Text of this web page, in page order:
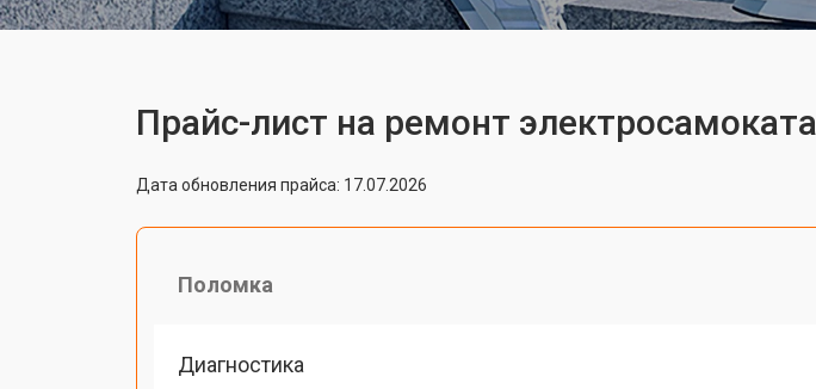
Прайс-лист на ремонт
Дата обновления прайса: 17.07.2026
Поломка
Диагностика